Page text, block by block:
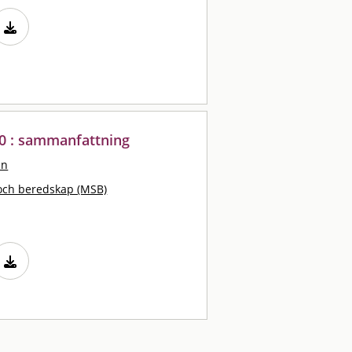
: sammanfattning
beredskap (MSB)